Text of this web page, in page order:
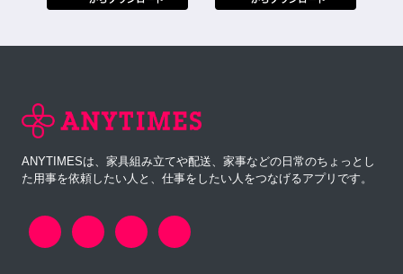
ANYTIMESは、家具組み立てや配送、家事などの日常のちょっとし
た用事を依頼したい人と、仕事をしたい人をつなげるアプリです。